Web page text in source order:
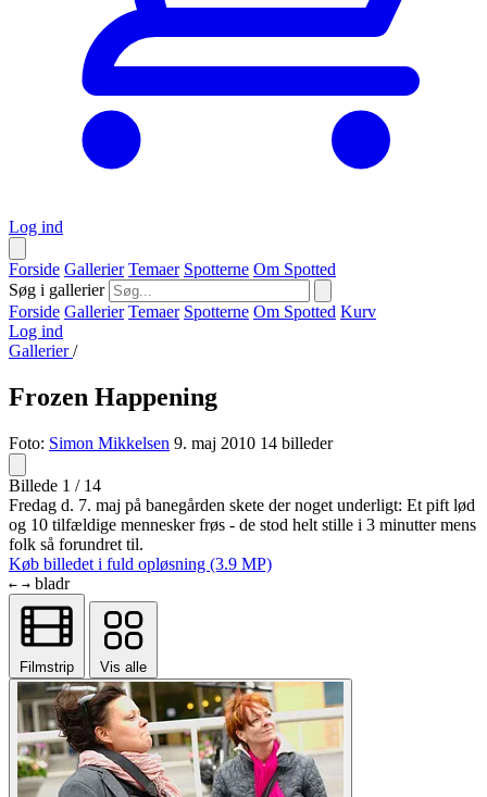
Log ind
Forside Gallerier Temaer Spotterne Om Spotted
Søg i gallerier
Forside Gallerier Temaer Spotterne Om Spotted Kurv
Log ind
Gallerier/
Frozen Happening
Foto: Simon Mikkelsen 9. maj 2010 14 billeder
Billede 1 / 14
Fredag d. 7. maj på banegården skete der noget underligt: Et pift lød
og 10 tilfældige mennesker frøs - de stod helt stille i 3 minutter mens
folk så forundret til.
Køb billedet i fuld opløsning (3.9 MP)
← → bladr
Filmstrip Vis alle